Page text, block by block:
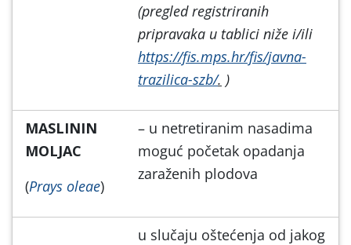
(pregled registriranih
pripravaka u tablici niže i/ili
https://fis.mps.hr/fis/javna-
trazilica-szb/. )
MASLININ
MOLJAC
(Prays oleae)
– u netretiranim nasadima
moguć početak opadanja
zaraženih plodova
u slučaju oštećenja od jakog